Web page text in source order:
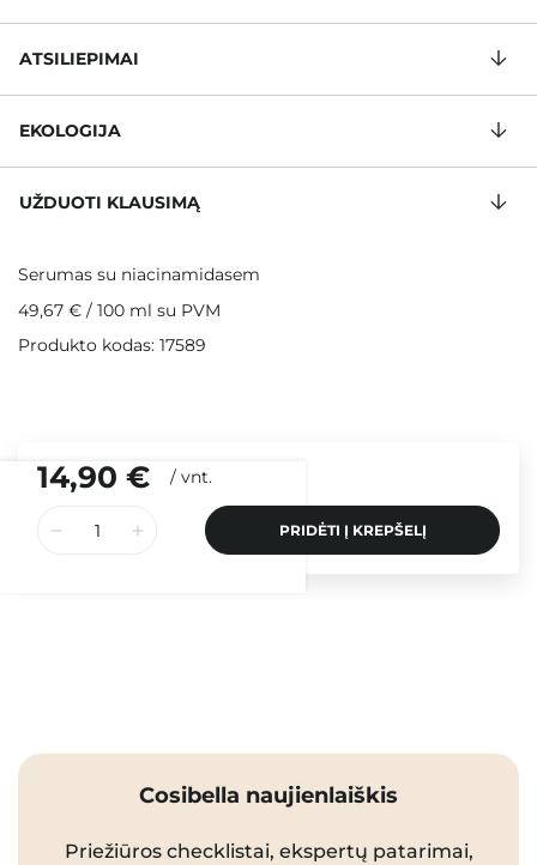
14,90 € / vnt.
PRIDĖTI Į KREPŠELĮ
ATSILIEPIMAI
EKOLOGIJA
UŽDUOTI KLAUSIMĄ
Serumas su niacinamidasem
49,67 € / 100 ml su PVM
Produkto kodas: 17589
Cosibella naujienlaiškis
Priežiūros checklistai, ekspertų patarimai,